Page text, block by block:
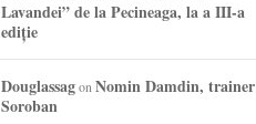
Lavandei” de la Pecineaga, la a III-a
ediție
DouglassagonNomin Damdin, trainer
Soroban